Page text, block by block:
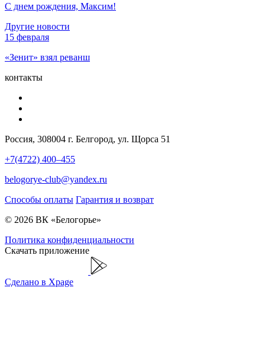
С днем рождения, Максим!
Другие новости
15 февраля
«Зенит» взял реванш
контакты
Россия, 308004 г. Белгород, ул. Щорса 51
+7(4722) 400–455
belogorye-club@yandex.ru
Способы оплаты Гарантия и возврат
© 2026 ВК «Белогорье»
Политика конфиденциальности
Скачать приложение
Сделано в Xpage